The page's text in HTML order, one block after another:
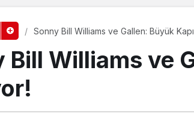
Sonny Bill Williams ve Gallen: Büyük
Bill Williams ve